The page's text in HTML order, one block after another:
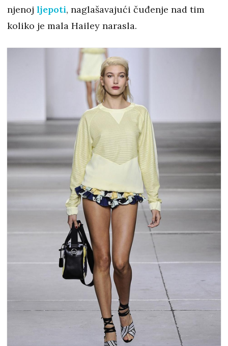
njenoj ljepoti, naglašavajući čuđenje nad tim
koliko je mala Hailey narasla.